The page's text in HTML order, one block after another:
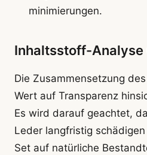
minimierungen.
Inhaltsstoff-Analyse
Die Zusammensetzung des
Wert auf Transparenz
Es wird darauf geachtet,
Leder langfristig
Set auf natürliche